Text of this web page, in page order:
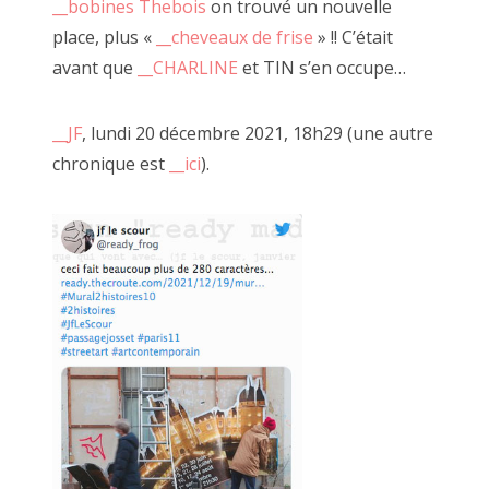
2020 avril
2020 mars
2020 janvier
2019 novembre
2019 octobre
2019 septembre
2019 juillet
2019 août
__bobines Thebois on trouvé un nouvelle
place, plus «
__cheveaux de frise » !! C’était
avant que
__CHARLINE et TIN s’en occupe…
__JF, lundi 20 décembre 2021, 18h29 (une autre
chronique est
__ici).